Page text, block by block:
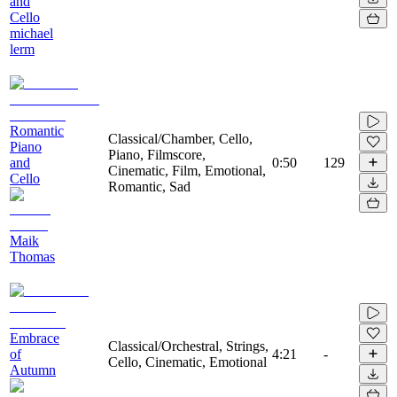
Cello
michael
lerm
Romantic
Piano
and
Cello
Maik
Thomas
Classical/Chamber, Cello,
Piano, Filmscore,
Cinematic, Film, Emotional,
Romantic, Sad
0:50 129
Embrace
of
Autumn
Classical/Orchestral, Strings,
Cello, Cinematic, Emotional
4:21 -